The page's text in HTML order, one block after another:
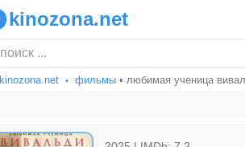
kinozona.net
kinozona.net фильмы• любимая ученица